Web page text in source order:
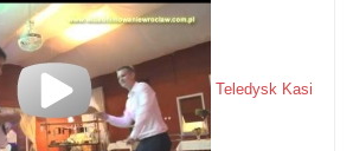
Teledysk Kasi